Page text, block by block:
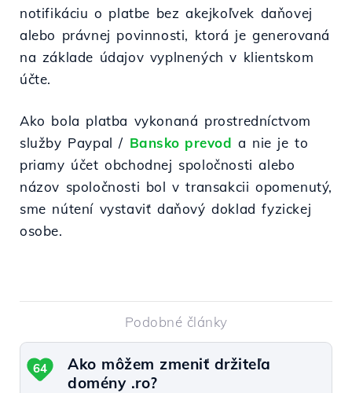
notifikáciu o platbe bez akejkoľvek daňovej
alebo právnej povinnosti, ktorá je generovaná
na základe údajov vyplnených v klientskom
účte.
Ako bola platba vykonaná prostredníctvom
služby Paypal / Bansko prevod a nie je to
priamy účet obchodnej spoločnosti alebo
názov spoločnosti bol v transakcii opomenutý,
sme nútení vystaviť daňový doklad fyzickej
osobe.
Podobné články
Ako môžem zmeniť držiteľa
domény .ro?
64